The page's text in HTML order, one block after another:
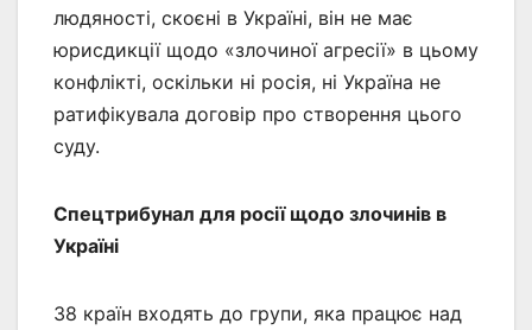
людяності, скоєні в Україні, він не має
юрисдикції щодо «злочиної агресії» в цьому
конфлікті, оскільки ні росія, ні Україна не
ратифікувала договір про створення цього
суду.
Спецтрибунал для росії щодо злочинів в
Україні
38 країн входять до групи, яка працює над